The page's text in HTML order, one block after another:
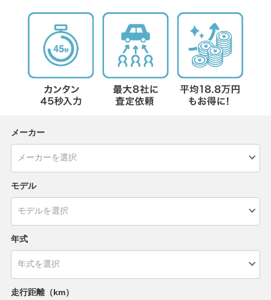
メーカー
モデル
年式
走行距離（km）